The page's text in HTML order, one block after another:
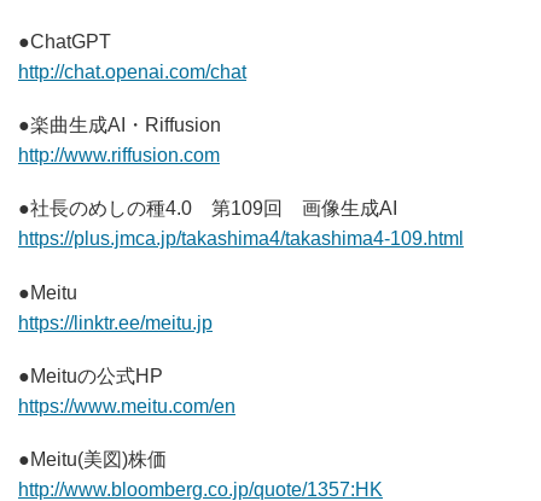
●ChatGPT
http://chat.openai.com/chat
●楽曲生成AI・Riffusion
http://www.riffusion.com
●社長のめしの種4.0 第109回 画像生成AI
https://plus.jmca.jp/takashima4/takashima4-109.html
●Meitu
https://linktr.ee/meitu.jp
●Meituの公式HP
https://www.meitu.com/en
●Meitu(美図)株価
http://www.bloomberg.co.jp/quote/1357:HK